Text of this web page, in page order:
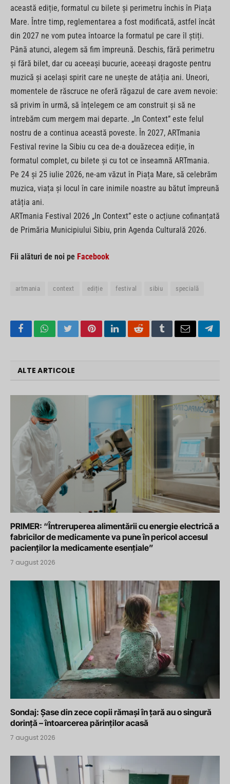
această ediție, formatul cu bilete și perimetru închis în Piața
Mare. Între timp, reglementarea a fost modificată, astfel încât
din 2027 ne vom putea întoarce la formatul pe care îl știți.
Până atunci, alegem să fim împreună. Deschis, fără perimetru
și fără bilet, dar cu aceeași bucurie, aceeași dragoste pentru
muzică și același spirit care ne unește de atâția ani. Uneori,
momentele de răscruce ne oferă răgazul de care avem nevoie:
să privim în urmă, să înțelegem ce am construit și să ne
întrebăm cum mergem mai departe. „In Context” este felul
nostru de a continua această poveste. În 2027, ARTmania
Festival revine la Sibiu cu cea de-a douăzecea ediție, în
formatul complet, cu bilete și cu tot ce înseamnă ARTmania.
Pe 24 și 25 iulie 2026, ne-am văzut în Piața Mare, să celebrăm
muzica, viața și locul în care inimile noastre au bătut împreună
atâția ani.
ARTmania Festival 2026 „In Context” este o acțiune cofinanțată
de Primăria Municipiului Sibiu, prin Agenda Culturală 2026.
Fii alături de noi pe Facebook
artmania context ediție festival sibiu specială
FacebookWhatsApp
TwitterPinterestLinkedInRedditTumblrEmail
ALTE ARTICOLE
PRIMER: “Întreruperea alimentării cu energie electrică a
fabricilor de medicamente va pune în pericol accesul
pacienților la medicamente esențiale”
7 august 2026
Sondaj: Șase din zece copii rămași în țară au o singură
dorință – întoarcerea părinților acasă
7 august 2026